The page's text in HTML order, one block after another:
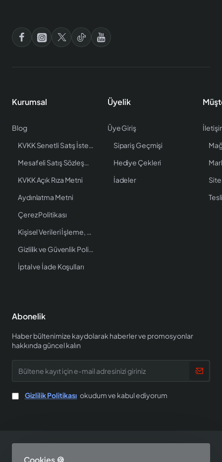
Cookies 🍪
Kurumsal
Blog
KVKK Senetli Satış İstenen Bilgiler
Mesafeli Satış Sözleşmesi
KVKK Açık Rıza Metni
Aydınlatma Metni
Çerez Politikası
Kişisel Verileri İşleme, Saklama ve İmha Politikası
Gizlilik ve Güvenlik Politikası
İptal ve İade Koşulları
Üyelik
Üye Giriş
Sipariş Geçmişi
Hediye Çekleri
İadeler
Site
Abonelik
Haber bültenimize kaydolarak haberler ve promosyonlar
hakkında güncel kalın
kayıt
için
e-
mail
Gizlilik Politikası okudum ve kabul ediyorum